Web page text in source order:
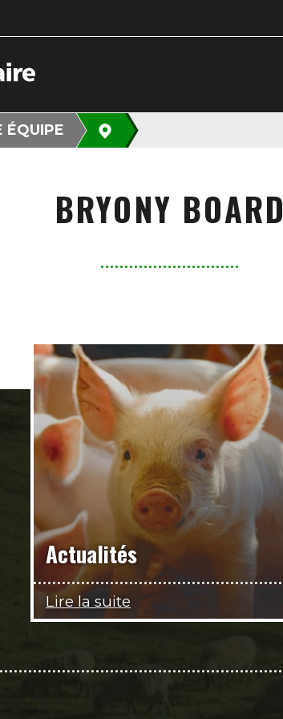
ÉQUIPE
BRYONY BOARD
Actualités
Lire la suite